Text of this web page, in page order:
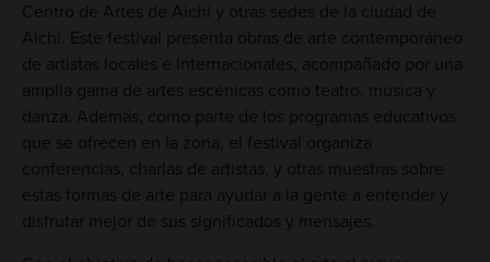
Centro de Artes de Aichi y otras sedes de la ciudad de
Aichi. Este festival presenta obras de arte contemporáneo
de artistas locales e internacionales, acompañado por una
amplia gama de artes escénicas como teatro, música y
danza. Además, como parte de los programas educativos
que se ofrecen en la zona, el festival organiza
conferencias, charlas de artistas, y otras muestras sobre
estas formas de arte para ayudar a la gente a entender y
disfrutar mejor de sus significados y mensajes.